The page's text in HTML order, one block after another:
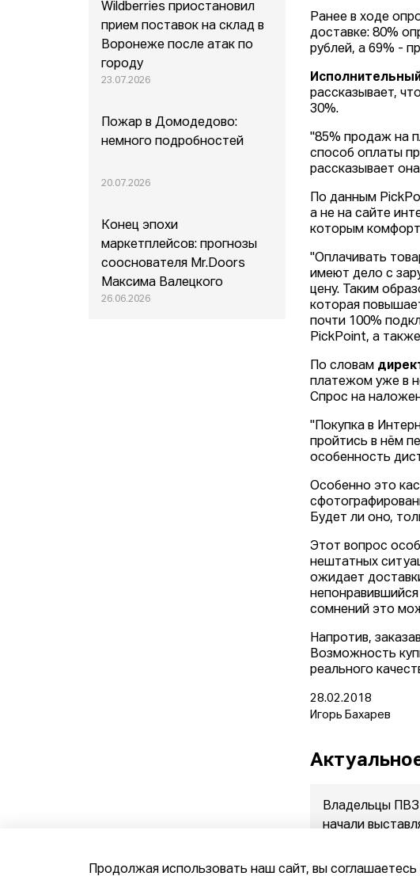
Ранее в ходе
доставке: 80%
рублей, а 69% -
рассказывает,
30%.
"85% продаж на
способ оплаты
рассказывает
По данным
а не на сайте
которым
"Оплачивать
имеют дело с
цену. Таким
которая
почти 100%
PickPoint, а
По словам
платежом уже в
Спрос на
"Покупка в
пройтись в нём
особенность
Особенно это
Будет ли оно,
Этот вопрос
нештатных
ожидает
сомнений это
Напротив,
Возможность
реального
28.02.2018
Игорь Бахарев
Владельцы ПВЗ
начали
07.08.2026
Wildberries приостановил
прием поставок на склад в
Воронеже после атак по
городу
23.07.2026
Пожар в Домодедово:
немного подробностей
20.07.2026
Конец эпохи
маркетплейсов: прогнозы
сооснователя Mr.Doors
Максима Валецкого
26.06.2026
Продолжая использовать наш сайт, вы